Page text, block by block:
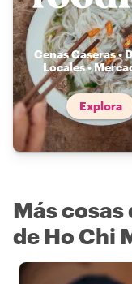
Cenas Caseras •
Locales •
Explora
Más cosas
de Ho Chi